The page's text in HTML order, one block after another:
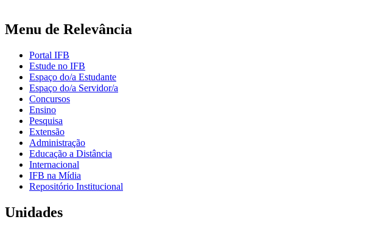
Menu de Relevância
Portal IFB
Estude no IFB
Espaço do/a Estudante
Espaço do/a Servidor/a
Concursos
Ensino
Pesquisa
Extensão
Administração
Educação a Distância
Internacional
IFB na Mídia
Repositório Institucional
Unidades